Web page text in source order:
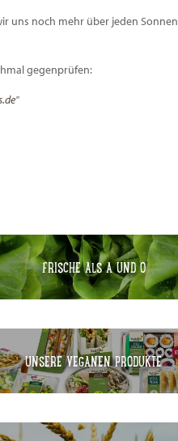
uns noch mehr über jeden
gegenprüfen:
FRISCHE ALS A UND O
UNSERE VEGANEN PRODUKTE